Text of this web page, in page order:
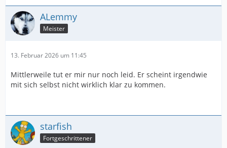
ALemmy
Meister
13. Februar 2026 um 11:45
Mittlerweile tut er mir nur noch leid. Er scheint irgendwie
mit sich selbst nicht wirklich klar zu kommen.
starfish
Fortgeschrittener